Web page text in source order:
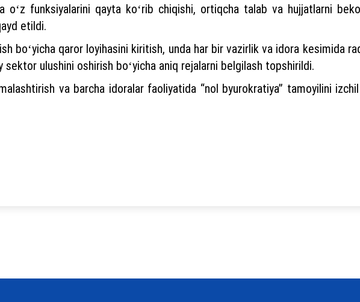
oʻz funksiyalarini qayta koʻrib chiqishi, ortiqcha talab va hujjatlarni
etildi.
boʻyicha qaror loyihasini kiritish, unda har bir vazirlik va idora kesimida
ulushini oshirish boʻyicha aniq rejalarni belgilash topshirildi.
va barcha idoralar faoliyatida “nol byurokratiya” tamoyilini